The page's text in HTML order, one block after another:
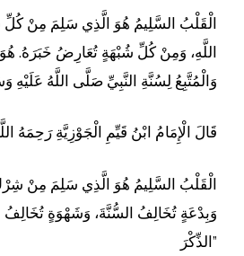
الْقَلْبُ السَّلِيمُ هُوَ الَّذِي سَلِمَ مِنْ كُلِّ
اللَّهِ، وَمِنْ كُلِّ شُبْهَةٍ تُعَارِضُ خَبَرَهُ.
وَالْمُتَّبِعُ لِسُنَّةِ النَّبِيِّ صَلَّى اللَّهُ عَلَيْهِ
قَالَ الْإِمَامُ ابْنُ قَيِّمِ الْجَوْزِيَّةِ رَحِمَهُ
وَبِدْعَةٍ تُخَالِفُ السُّنَّةَ، وَشَهْوَةٍ تُخَالِفُ
الذِّكْرَ”